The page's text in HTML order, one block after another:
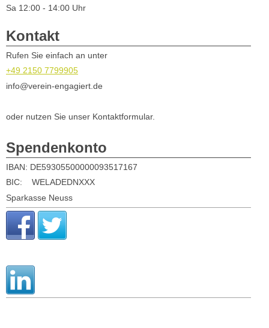
Sa 12:00 - 14:00 Uhr
Kontakt
Rufen Sie einfach an unter
+49 2150 7799905
info@verein-engagiert.de
oder nutzen Sie unser Kontaktformular.
Spendenkonto
IBAN: DE59305500000093517167
BIC: WELADEDNXXX
Sparkasse Neuss